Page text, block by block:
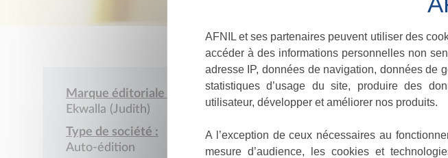
Marque éditoriale :
Ekwalla (Judith)
Type de société :
Auto-édition
AFNIL et ses partenaires peuvent utiliser des
accéder à des informations personnelles non
adresse IP, données de navigation, données
statistiques d’usage du site, produire des
utilisateur, développer et améliorer nos produits.
A l’exception de ceux nécessaires au
mesure d’audience, les cookies et